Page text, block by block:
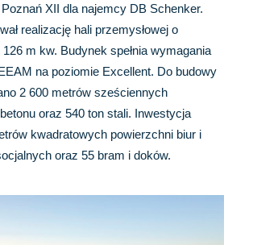
XII dla najemcy DB Schenker.
realizację hali przemysłowej o
m kw. Budynek spełnia wymagania
na poziomie Excellent. Do budowy
2 600 metrów sześciennych
oraz 540 ton stali. Inwestycja
kwadratowych powierzchni biur i
oraz 55 bram i doków.